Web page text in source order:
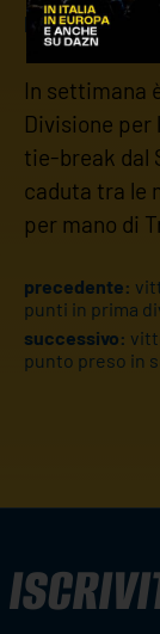
NOTE
In settimana
Divisione
tie-break dal
caduta tra le
per mano di
precedente:
punti in prima
successivo:
punto preso in